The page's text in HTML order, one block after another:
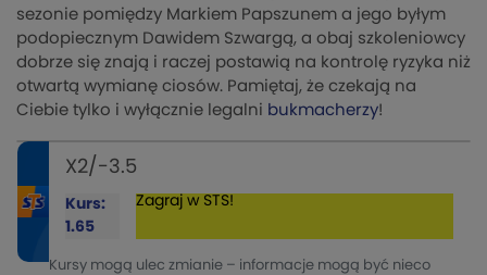
sezonie pomiędzy Markiem Papszunem a jego byłym
podopiecznym Dawidem Szwargą, a obaj szkoleniowcy
dobrze się znają i raczej postawią na kontrolę ryzyka niż
otwartą wymianę ciosów. Pamiętaj, że czekają na
Ciebie tylko i wyłącznie legalni bukmacherzy!
X2/-3.5
Kurs:
1.65
Zagraj w STS!
Kursy mogą ulec zmianie – informacje mogą być nieco